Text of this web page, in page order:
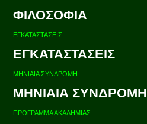
ΦΙΛΟΣΟΦΙΑ
ΕΓΚΑΤΑΣΤΑΣΕΙΣ
ΕΓΚΑΤΑΣΤΑΣΕΙΣ
ΜΗΝΙΑΙΑ ΣΥΝΔΡΟΜΗ
ΜΗΝΙΑΙΑ ΣΥΝΔΡΟΜΗ
ΠΡΟΓΡΑΜΜΑ ΑΚΑΔΗΜΙΑΣ